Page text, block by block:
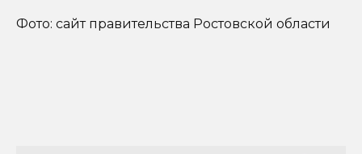
Фото: сайт правительства Ростовской области